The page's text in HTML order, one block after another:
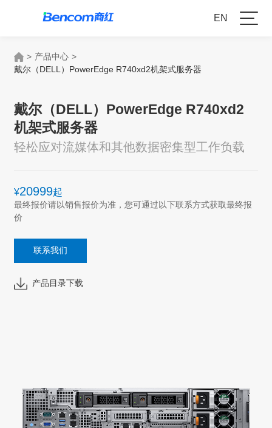
EN
> 产品中心 >
戴尔（DELL）PowerEdge R740xd2机架式服务器
戴尔（DELL）PowerEdge R740xd2
机架式服务器
轻松应对流媒体和其他数据密集型工作负载
¥20999起
最终报价请以销售报价为准，您可通过以下联系方式获取最终报
价
联系我们
产品目录下载